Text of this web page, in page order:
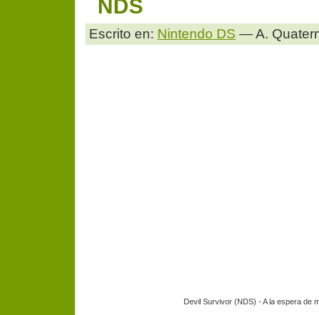
NDS
Escrito en: Nintendo DS — A.
Devil Survivor (NDS) - A la espera de